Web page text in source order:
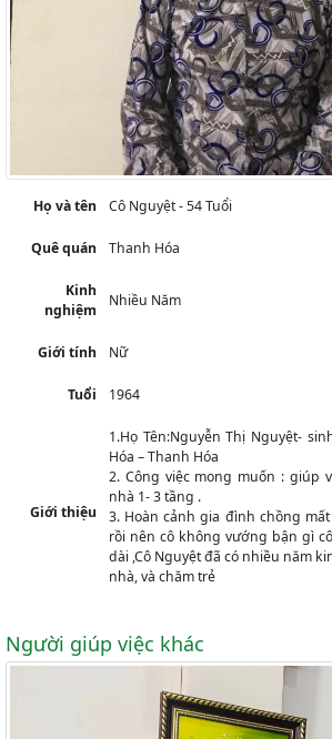
Họ và tên Cô Nguyệt - 54 Tuổi
Quê quán Thanh Hóa
Kinh
nghiệm
Nhiều Năm
Giới tính Nữ
Tuổi 1964
Giới thiệu
1.Họ Tên:Nguyễn Thị Nguyệt-
Hóa – Thanh Hóa
2. Công việc mong muốn : giúp
nhà 1- 3 tầng .
3. Hoàn cảnh gia đình chồng
rồi nên cô không vướng bận gì
dài ,Cô Nguyệt đã có nhiều năm
nhà, và chăm trẻ
Người giúp việc khác